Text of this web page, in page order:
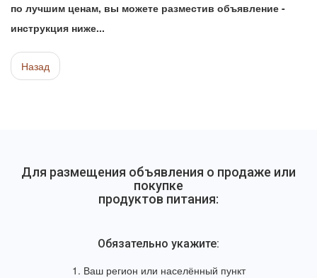
по лучшим ценам, вы можете разместив объявление -
инструкция ниже...
Назад
Для размещения объявления о продаже или
покупке
продуктов питания:
Обязательно укажите:
1. Ваш регион или населённый пункт